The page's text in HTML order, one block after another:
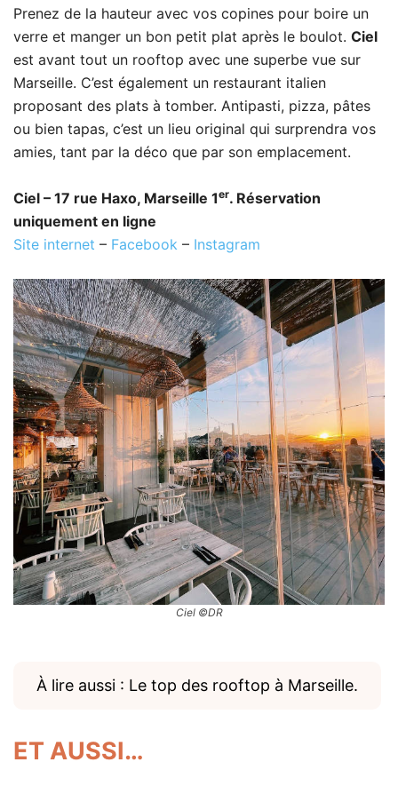
Prenez de la hauteur avec vos copines pour boire un
verre et manger un bon petit plat après le boulot. Ciel
est avant tout un rooftop avec une superbe vue sur
Marseille. C’est également un restaurant italien
proposant des plats à tomber. Antipasti, pizza, pâtes
ou bien tapas, c’est un lieu original qui surprendra vos
amies, tant par la déco que par son emplacement.
Ciel – 17 rue Haxo, Marseille 1er. Réservation
uniquement en ligne
Site internet – Facebook – Instagram
Ciel ©DR
À lire aussi : Le top des rooftop à Marseille.
ET AUSSI…